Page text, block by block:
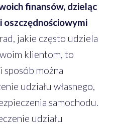
finansów, dzieląc
oszczędnościowymi
jakie często udziela
klientom, to
sposób można
udziału własnego,
samochodu.
udziału